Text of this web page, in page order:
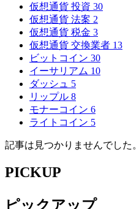
仮想通貨 投資 30
仮想通貨 法案 2
仮想通貨 税金 3
仮想通貨 交換業者 13
ビットコイン 30
イーサリアム 10
ダッシュ 5
リップル 8
モナーコイン 6
ライトコイン 5
記事は見つかりませんでした。
PICKUP
ピックアップ